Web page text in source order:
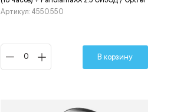
Артикул: 4550.550
В корзину